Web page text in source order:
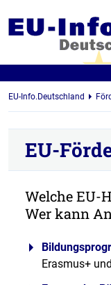
EU-Info.Deutschland
EU-
Welche EU-
Wer kann
Erasmus+